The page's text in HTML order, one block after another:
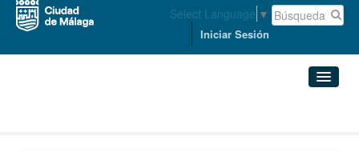
Select Language ▼
Iniciar Sesión